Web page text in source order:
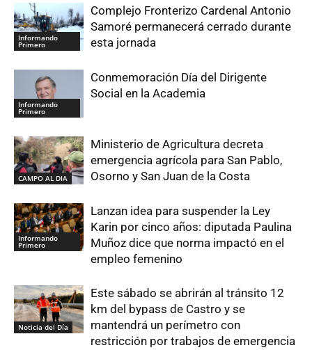
Informando
Primero
Complejo Fronterizo Cardenal Antonio
Samoré permanecerá cerrado durante
esta jornada
Informando
Primero
Conmemoración Día del Dirigente
Social en la Academia
CAMPO AL DIA
Ministerio de Agricultura decreta
emergencia agrícola para San Pablo,
Osorno y San Juan de la Costa
Informando
Primero
Lanzan idea para suspender la Ley
Karin por cinco años: diputada Paulina
Muñoz dice que norma impactó en el
empleo femenino
Noticia del Día
Este sábado se abrirán al tránsito 12
km del bypass de Castro y se
mantendrá un perímetro con
restricción por trabajos de emergencia